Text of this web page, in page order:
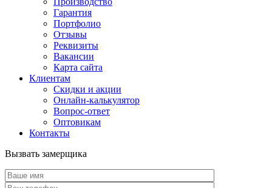
Гарантия
Портфолио
Отзывы
Реквизиты
Вакансии
Карта сайта
Клиентам
Скидки и акции
Онлайн-калькулятор
Вопрос-ответ
Оптовикам
Контакты
Вызвать замерщика